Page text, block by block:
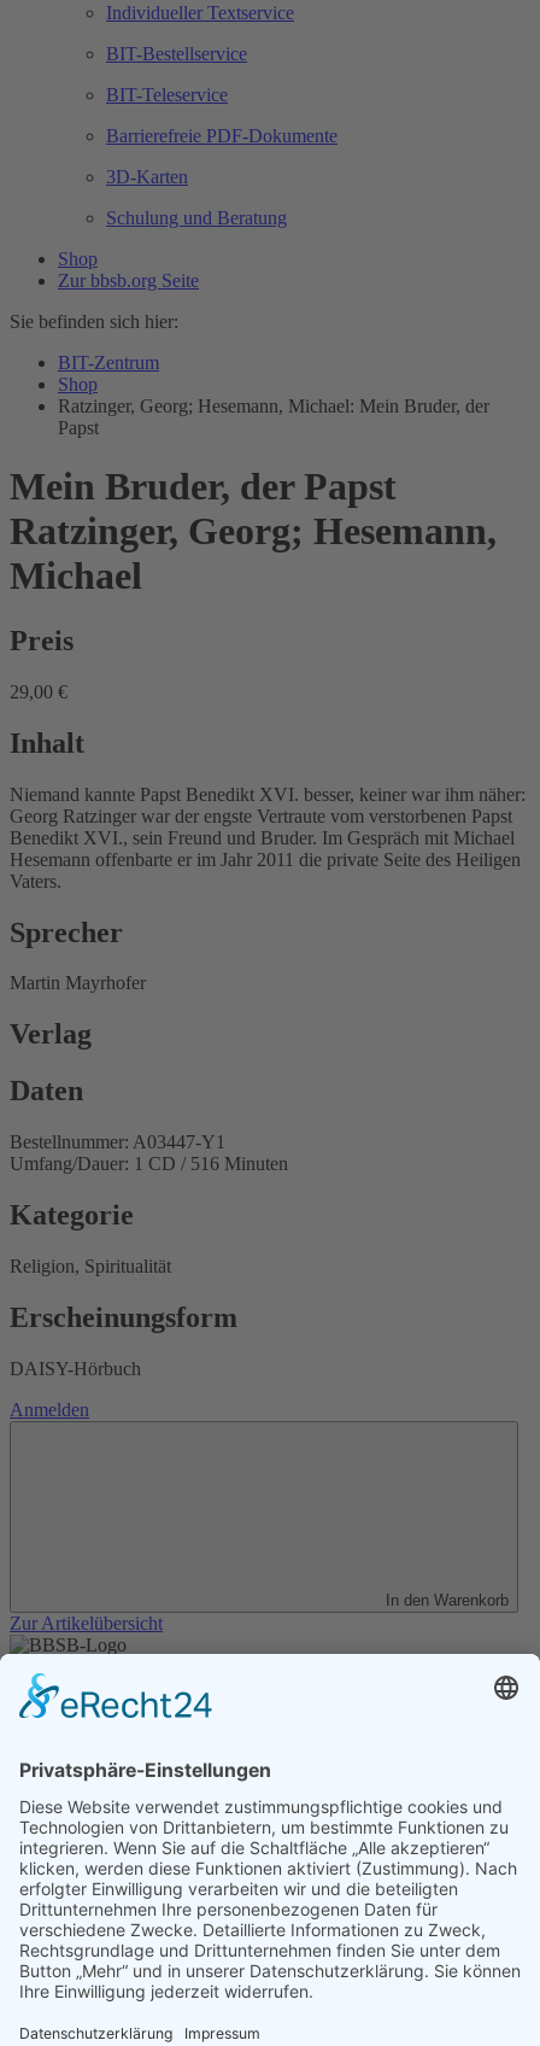
Individueller Textservice
BIT-Bestellservice
BIT-Teleservice
Barrierefreie PDF-Dokumente
3D-Karten
Schulung und Beratung
Shop
Zur bbsb.org Seite
Sie befinden sich hier:
BIT-Zentrum
Shop
Ratzinger, Georg; Hesemann, Michael: Mein Bruder, der
Papst
Mein Bruder, der Papst
Ratzinger, Georg; Hesemann,
Michael
Preis
29,00 €
Inhalt
Niemand kannte Papst Benedikt XVI. besser, keiner war ihm näher:
Georg Ratzinger war der engste Vertraute vom verstorbenen Papst
Benedikt XVI., sein Freund und Bruder. Im Gespräch mit Michael
Hesemann offenbarte er im Jahr 2011 die private Seite des Heiligen
Vaters.
Sprecher
Martin Mayrhofer
Verlag
Daten
Bestellnummer: A03447-Y1
Umfang/Dauer: 1 CD / 516 Minuten
Kategorie
Religion, Spiritualität
Erscheinungsform
DAISY-Hörbuch
Anmelden
In den Warenkorb
Zur Artikelübersicht
Unser Angebot
Shop
Datenschutz
Kontakt
Transparenzerklärung
BBSB-Inform: täglich aktualisierte Infos
für sehbehinderte und blinde Menschen
Anmeldung Newsletter BBSB-Inform
Unser Newsletter für Unterstützer